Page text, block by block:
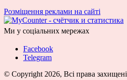
Розміщення реклами на сайті
Ми у соціальних мережах
Facebook
Telegram
© Copyright 2026, Всі права захищені